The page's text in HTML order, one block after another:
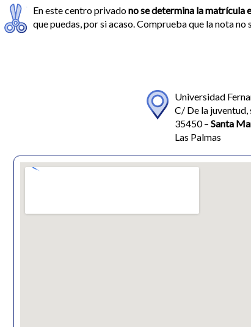
En este centro privadono se determina la matrícula
que puedas, por si acaso. Comprueba que la nota
Universidad
C/ De la juventud,
35450 – Santa
Las Palmas